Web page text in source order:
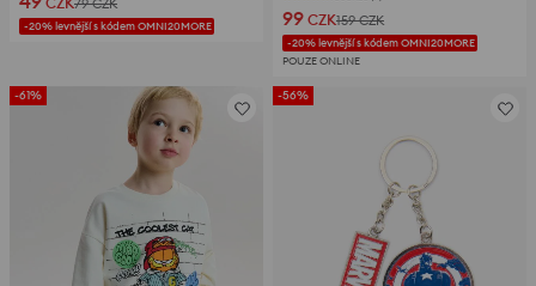
79 CZK
-20% levnější s kódem OMNI20MORE 99 CZK159 CZK
-20% levnější s kódem OMNI20MORE
POUZE ONLINE
-61% -56%